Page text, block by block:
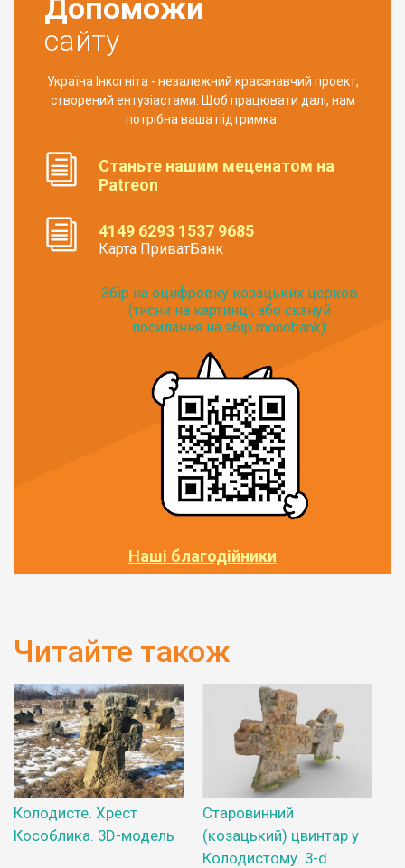
Допоможи
сайту
Україна Інкогніта - незалежний краєзнавчий проект,
створений ентузіастами. Щоб працювати далі, нам
потрібна ваша підтримка.
Станьте нашим меценатом на
Patreon
4149 6293 1537 9685
Карта ПриватБанк
Збір на оцифровку козацьких церков
(тисни на картинці, або скануй
посилання на збір monobank):
Наші благодійники
Читайте також
Колодисте. Хрест
Кособлика. 3D-модель
Старовинний
(козацький) цвинтар у
Колодистому. 3-d